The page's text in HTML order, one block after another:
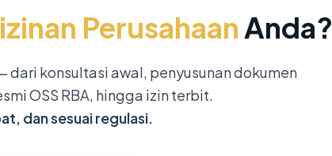
PerusahaanAnda?
dari konsultasi awal, penyusunan dokumen
OSS RBA, hingga izin terbit.
dan sesuai regulasi.